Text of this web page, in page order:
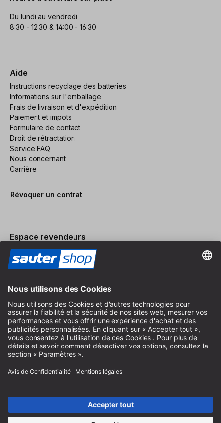
Du lundi au vendredi
8:30 - 12:30 & 14:00 - 16:30
Aide
Instructions recyclage des batteries
Informations sur l'emballage
Frais de livraison et d'expédition
Paiement et impôts
Formulaire de contact
Droit de rétractation
Service FAQ
Nous concernant
Carrière
Révoquer un contrat
Espace revendeurs
Devenir revendeur
Mentions légales
Conditions Générales
Protection des Données
Paramètres des Cookies
TVA incl. / frais de port en sus
* livraison gratuite à partir de 150 euros d'achat en Allemagne pour
les tailles de colis standard, hors articles encombrants et fret
Selon le pays de livraison, la TVA peut varier lors du paiement.